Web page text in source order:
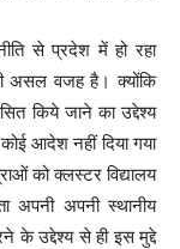
से प्रदेश में हो रहा
असल वजह है। क्योंकि
किये जाने का उद्देश्य
आदेश नहीं दिया गया
को क्लस्टर विद्यालय
अपनी अपनी स्थानीय
के उद्देश्य से ही इस मुद्दे